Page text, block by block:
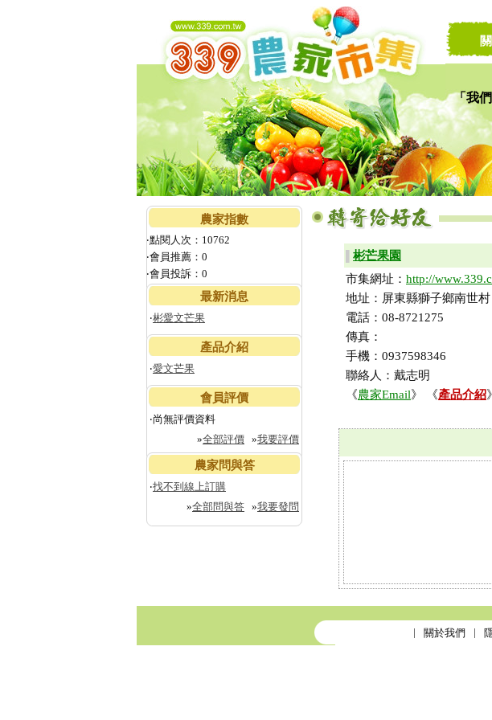
「我
讓家
農家指數
‧點閱人次：10762
‧會員推薦：0
‧會員投訴：0
最新消息
‧彬愛文芒果
產品介紹
‧愛文芒果
會員評價
‧尚無評價資料
»全部評價 »我要評價
農家問與答
‧找不到線上訂購
»全部問與答 »我要發問
彬芒果園
市集網址： http://
地址：屏東縣獅子鄉南世村
電話：08-8721275
傳真：
手機：0937598346
聯絡人：戴志明
《農家Email》 《產品介紹
關於我們